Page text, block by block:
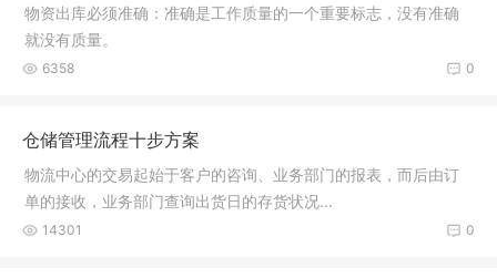
物资出库必须准确：准确是工作质量的一个重要标志，没有准确
就没有质量。
0
6358
仓储管理流程十步方案
物流中心的交易起始于客户的咨询、业务部门的报表，而后由订
单的接收，业务部门查询出货日的存货状况...
0
14301